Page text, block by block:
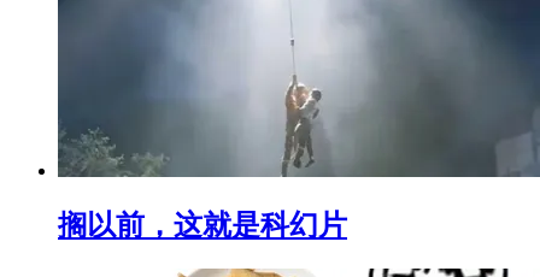
搁以前，这就是科幻片